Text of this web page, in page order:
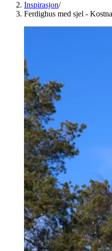
Inspirasjon/
Ferdighus med sjel -